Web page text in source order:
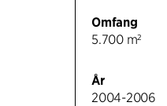
Omfang
5.700 m²
År
2004-2006